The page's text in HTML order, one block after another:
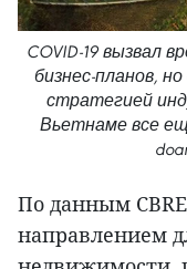
COVID-19 вызвал
бизнес-планов,
стратегией
Вьетнаме все
По данным
направлением